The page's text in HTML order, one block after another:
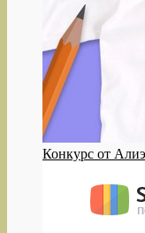
Конкурс от